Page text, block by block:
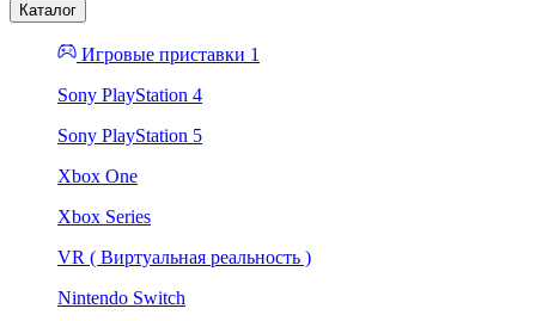
Каталог
Игровые приставки 1
Sony PlayStation 4
Sony PlayStation 5
Xbox One
Xbox Series
VR ( Виртуальная реальность )
Nintendo Switch